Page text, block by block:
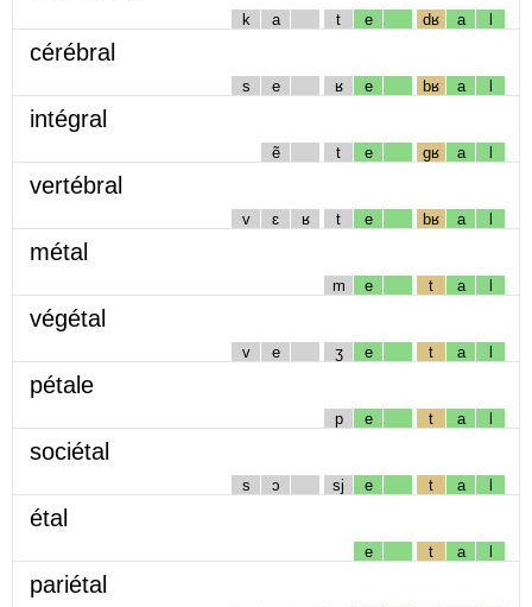
k a t e dʁ a l
cérébral
s e ʁ e bʁ a l
intégral
ẽ t e gʁ a l
vertébral
v ɛ ʁ t e bʁ a l
métal
m e t a l
végétal
v e ʒ e t a l
pétale
p e t a l
sociétal
s ɔ sj e t a l
étal
e t a l
pariétal